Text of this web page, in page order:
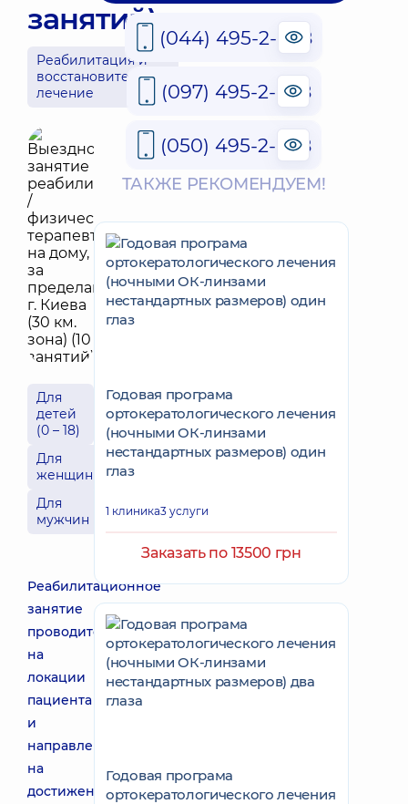
занятий)
Реабилитация и
восстановительное
лечение
Для
детей
(0 – 18)
Для
женщин
Для
мужчин
Реабилитационное
занятие
проводится
на
локации
пациента
и
направлено
на
достижение
(044) 495-2-888
(097) 495-2-888
(050) 495-2-888
ТАКЖЕ РЕКОМЕНДУЕМ!
Годовая програма
ортокератологического лечения
(ночными ОК-линзами
нестандартных размеров) один
глаз
1 клиника3 услуги
Заказать по 13500 грн
Годовая програма
ортокератологического лечения